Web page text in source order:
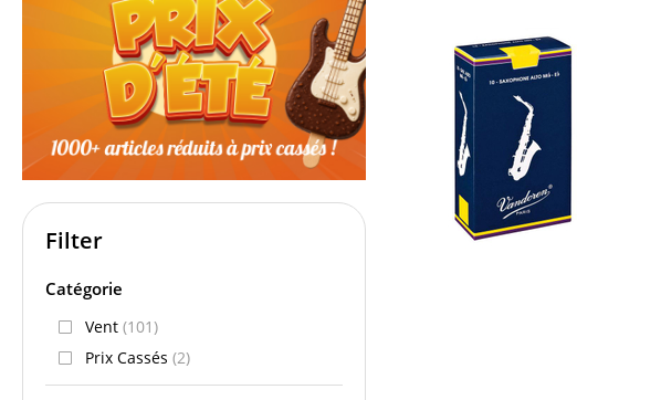
Filter
Catégorie
Vent (101)
Prix Cassés (2)